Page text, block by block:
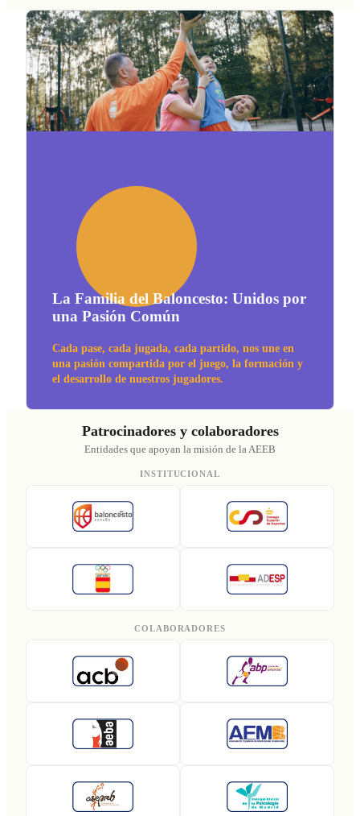
La Familia del Baloncesto: Unidos por
una Pasión Común
Cada pase, cada jugada, cada partido, nos une en
una pasión compartida por el juego, la formación y
el desarrollo de nuestros jugadores.
Patrocinadores y colaboradores
Entidades que apoyan la misión de la AEEB
INSTITUCIONAL
COLABORADORES